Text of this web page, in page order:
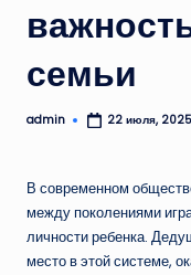
семьи
Запись
admin 22 июля, 2025
В современном
между поколениями
личности ребенка.
место в этой системе,